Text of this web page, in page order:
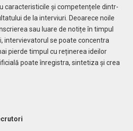
caracteristicile și competențele dintr-
de la interviuri. Deoarece noile
sau luare de notițe în timpul
intervievatorul se poate concentra
pierde timpul cu reținerea ideilor
poate înregistra, sintetiza și crea